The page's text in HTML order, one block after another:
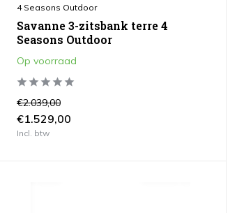
4 Seasons Outdoor
Savanne 3-zitsbank terre 4
Seasons Outdoor
Op voorraad
€2.039,00
€1.529,00
Incl. btw